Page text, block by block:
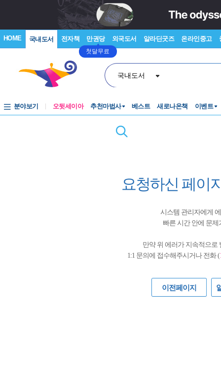
HOME 국내도서 전자책 만권당
첫달무료
외국도서 알라딘굿즈 온라인중고
국내도서
분야보기 오뒷세이아 추천마법사 베스트 새로나온책 이벤트
요청하신 페이
시스템 관리자에게
빠른 시간 안에 문
만약 위 에러가 지속적으로
1:1 문의에 접수해주시거나 전화 (
이전페이지